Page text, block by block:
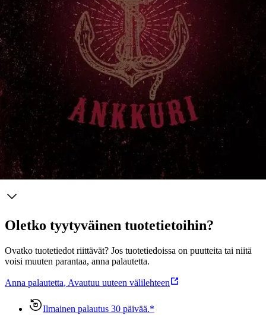
vaihtoehtoista elämäntapaa noudattava Toivon Ankkuri -yhteisö.
Kartanonmäen uudet asukkaat saavat kylässä ristiriitaisen
vastaanoton, eivät vähiten vastarannan pappilan väen taholta. Uudet
koskijärviset pyrkivät toteuttamaan yksinkertaista, luontoa
kunnioittavaa sekä ihmisten keskinäistä rauhaa, kunnioitusta ja
sopusointua edistävää elämää. Yhteisön rauha kuitenkin rikkoutuu
traagisesti erään sen jäsenistä menehdyttyä surmatyön uhrina.
Entisessä kotikylässään lomaileva poliisinrouva Elisabet Urhonen on
liittynyt mukaan Toivon Ankkurin toimintoihin ja löytää pian itsensä
laajalti mieliä kuohuttavan rikoksen selvittäjänä.
Näytä lisää tuotekuvausta
Ominaisuudet
Oletko tyytyväinen tuotetietoihin?
Ovatko tuotetiedot riittävät? Jos tuotetiedoissa on puutteita tai niitä
voisi muuten parantaa, anna palautetta.
Anna palautetta, Avautuu uuteen välilehteen
Ilmainen palautus 30 päivää.*